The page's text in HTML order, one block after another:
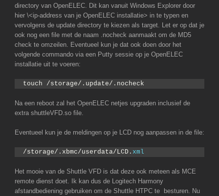
directory van OpenELEC. Dit kan vanuit Windows Explorer door
hier \<ip-address van je OpenELEC installatie> in te typen en
vervolgens de update directory te kiezen als target. Let er op dat je
ook nog een file met de naam .nocheck aanmaakt om de MD5
check te omzeilen. Eventueel kun je dat ook doen door het
volgende commando via een Putty sessie op je OpenELEC
installatie uit te voeren:
touch /storage/.update/.nocheck
Na een reboot zal het OpenELEC netjes upgraden inclusief de
extra shuttleVFD.so file.
Eventueel kun je de meldingen op je LCD nog aanpassen in de file:
/storage/.xbmc/userdata/LCD. xml
Het mooie van de Shuttle VFD is dat deze ook meteen als MCE
remote dienst doet. Ik kan dus de Logitech Harmony
afstandbediening gebruiken om de Shuttle HTPC te besturen. Nu